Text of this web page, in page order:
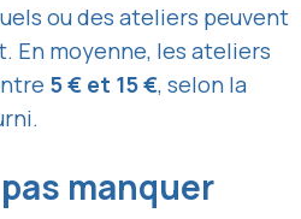
ou des ateliers peuvent
En moyenne, les ateliers
5 € et 15 €, selon la
manquer